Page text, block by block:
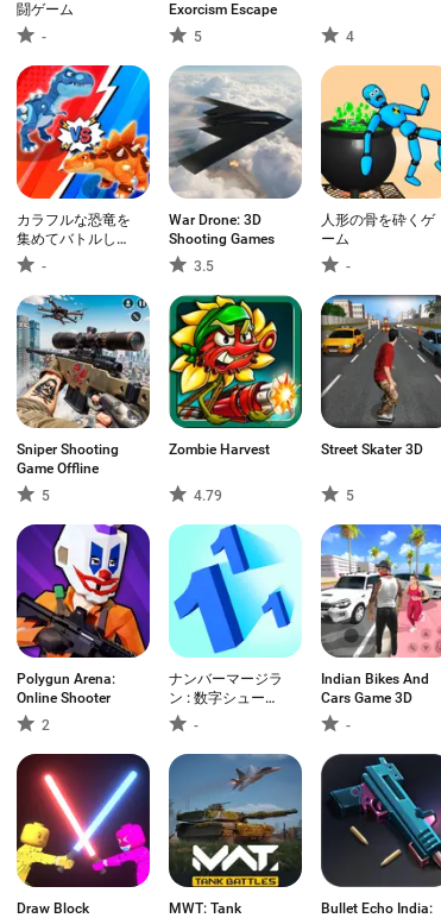
闘ゲーム
-
Exorcism Escape
5
4
カラフルな恐竜を
集めてバトルしよ
う
-
War Drone: 3D
Shooting Games
3.5
人形の骨を砕くゲ
ーム
-
Sniper Shooting
Game Offline
5
Zombie Harvest
4.79
Street Skater 3D
5
Polygun Arena:
Online Shooter
2
ナンバーマージラ
ン : 数字シューテ
ィング
-
Indian Bikes And
Cars Game 3D
-
Draw Block
MWT: Tank
Bullet Echo India: